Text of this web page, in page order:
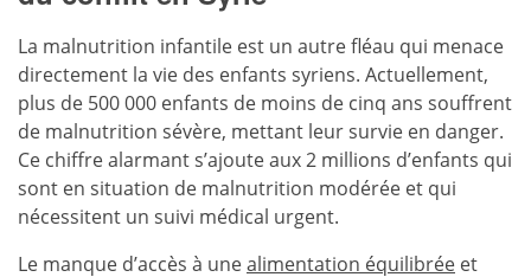
La malnutrition infantile est un autre fléau qui menace
directement la vie des enfants syriens. Actuellement,
plus de 500 000 enfants de moins de cinq ans souffrent
de malnutrition sévère, mettant leur survie en danger.
Ce chiffre alarmant s’ajoute aux 2 millions d’enfants qui
sont en situation de malnutrition modérée et qui
nécessitent un suivi médical urgent.
Le manque d’accès à unealimentation équilibrée et